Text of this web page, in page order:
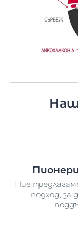
Ние
подход,